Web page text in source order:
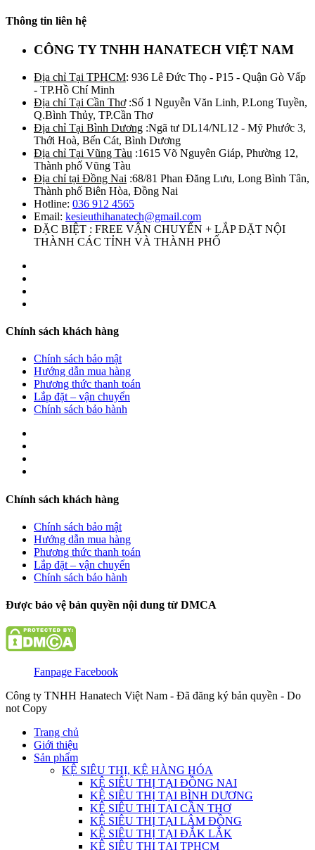
Thông tin liên hệ
CÔNG TY TNHH HANATECH VIỆT NAM
Địa chỉ Tại TPHCM: 936 Lê Đức Thọ - P15 - Quận Gò Vấp
- TP.Hồ Chí Minh
Địa chỉ Tại Cần Thơ:Số 1 Nguyễn Văn Linh, P.Long Tuyền,
Q.Bình Thủy, TP.Cần Thơ
Địa chỉ Tại Bình Dương :Ngã tư DL14/NL12 - Mỹ Phước 3,
Thới Hoà, Bến Cát, Bình Dương
Địa chỉ Tại Vũng Tàu :1615 Võ Nguyên Giáp, Phường 12,
Thành phố Vũng Tàu
Địa chỉ tại Đồng Nai :68/81 Phan Đăng Lưu, Long Bình Tân,
Thành phố Biên Hòa, Đồng Nai
Hotline: 036 912 4565
Email: kesieuthihanatech@gmail.com
ĐẶC BIỆT : FREE VẬN CHUYỂN + LẮP ĐẶT NỘI
THÀNH CÁC TỈNH VÀ THÀNH PHỐ
Chính sách khách hàng
Chính sách bảo mật
Hướng dẫn mua hàng
Phương thức thanh toán
Lắp đặt – vận chuyển
Chính sách bảo hành
Chính sách khách hàng
Chính sách bảo mật
Hướng dẫn mua hàng
Phương thức thanh toán
Lắp đặt – vận chuyển
Chính sách bảo hành
Được bảo vệ bản quyền nội dung từ DMCA
Fanpage Facebook
Công ty TNHH Hanatech Việt Nam - Đã đăng ký bản quyền - Do
not Copy
Trang chủ
Giới thiệu
Sản phẩm
KỆ SIÊU THỊ, KỆ HÀNG HÓA
KỆ SIÊU THỊ TẠI ĐỒNG NAI
KỆ SIÊU THỊ TẠI BÌNH DƯƠNG
KỆ SIÊU THỊ TẠI CẦN THƠ
KỆ SIÊU THỊ TẠI LÂM ĐỒNG
KỆ SIÊU THỊ TẠI ĐẮK LẮK
KỆ SIÊU THỊ TẠI TPHCM